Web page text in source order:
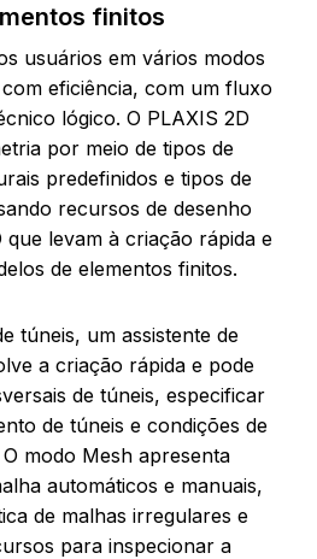
finitos
usuários em vários modos
eficiência, com um fluxo
lógico. O PLAXIS 2D
por meio de tipos de
predefinidos e tipos de
recursos de desenho
que levam à criação rápida e
de elementos finitos.
túneis, um assistente de
a criação rápida e pode
de túneis, especificar
de túneis e condições de
modo Mesh apresenta
automáticos e manuais,
de malhas irregulares e
para inspecionar a